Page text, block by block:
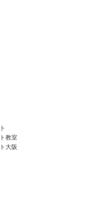
教室
大阪